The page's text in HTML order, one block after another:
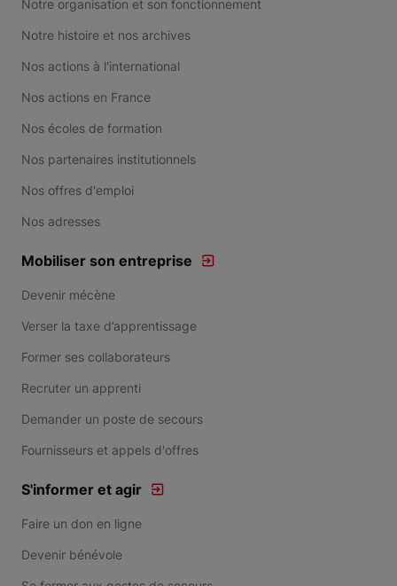
Notre organisation et son fonctionnement
Notre histoire et nos archives
Nos actions à l'international
Nos actions en France
Nos écoles de formation
Nos partenaires institutionnels
Nos offres d'emploi
Nos adresses
Mobiliser son entreprise
Devenir mécène
Verser la taxe d’apprentissage
Former ses collaborateurs
Recruter un apprenti
Demander un poste de secours
Fournisseurs et appels d'offres
S'informer et agir
Faire un don en ligne
Devenir bénévole